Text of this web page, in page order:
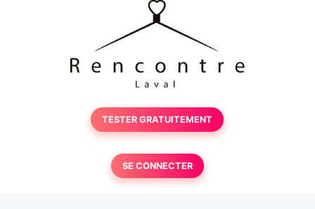
TESTER GRATUITEMENT
SE CONNECTER